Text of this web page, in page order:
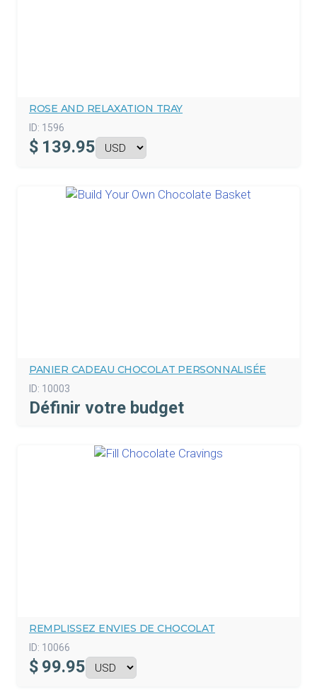
ROSE AND RELAXATION TRAY
ID: 1596
$ 139.95
PANIER CADEAU CHOCOLAT PERSONNALISÉE
ID: 10003
Définir votre budget
REMPLISSEZ ENVIES DE CHOCOLAT
ID: 10066
$ 99.95